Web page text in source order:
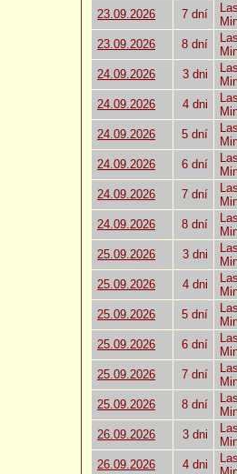
23.09.2026
7 dní
23.09.2026
8 dní
24.09.2026
3 dni
24.09.2026
4 dni
24.09.2026
5 dní
24.09.2026
6 dní
24.09.2026
7 dní
24.09.2026
8 dní
25.09.2026
3 dni
25.09.2026
4 dni
25.09.2026
5 dní
25.09.2026
6 dní
25.09.2026
7 dní
25.09.2026
8 dní
26.09.2026
3 dni
26.09.2026
4 dni